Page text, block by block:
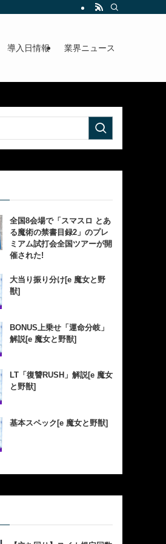
導入日情報 業界ニュース
全国8会場で「スマスロ とあ
る魔術の禁書目録2」のプレ
ミアム試打会全国ツアーが開
催された!
大当り振り分け[e 魔女と野
獣]
BONUS上乗せ「運命分岐」
解説[e 魔女と野獣]
LT「復讐RUSH」解説[e 魔女
と野獣]
基本スペック[e 魔女と野獣]